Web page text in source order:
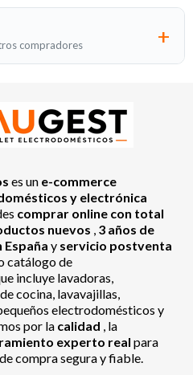
compradores
es un e-commerce
y electrónica
comprar online con total
nuevos , 3 años de
y servicio postventa
catálogo de
incluye lavadoras,
cocina, lavavajillas,
electrodomésticos y
por la calidad , la
experto real para
compra segura y fiable.